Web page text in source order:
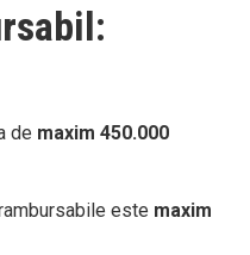
de maxim 450.000
este maxim